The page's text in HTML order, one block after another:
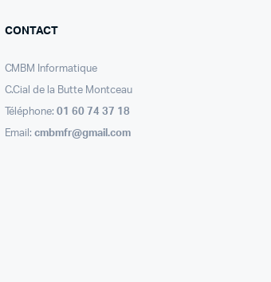
CONTACT
CMBM Informatique
C.Cial de la Butte Montceau
Téléphone:01 60 74 37 18
Email:cmbmfr@gmail.com